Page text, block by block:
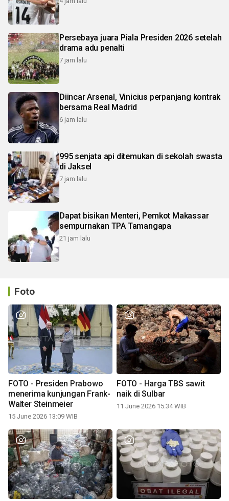
Persebaya juara Piala Presiden 2026 setelah
drama adu penalti
7 jam lalu
Diincar Arsenal, Vinicius perpanjang kontrak
bersama Real Madrid
6 jam lalu
995 senjata api ditemukan di sekolah swasta
di Jaksel
7 jam lalu
Dapat bisikan Menteri, Pemkot Makassar
sempurnakan TPA Tamangapa
21 jam lalu
Foto
FOTO - Presiden Prabowo
menerima kunjungan Frank-
Walter Steinmeier
15 June 2026 13:09 WIB
FOTO - Harga TBS sawit
naik di Sulbar
11 June 2026 15:34 WIB